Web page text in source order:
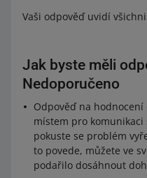
Vaši odpověď uvidí
Jak byste měli
Nedoporučeno
Odpověď na
místem pro
pokuste se problém
to povede, můžete ve
podařilo dosáhnout